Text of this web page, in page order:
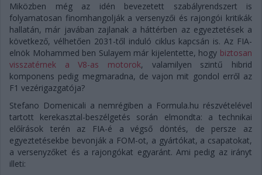
Miközben még az idén bevezetett szabályrendszert is
folyamatosan finomhangolják a versenyzői és rajongói kritikák
hallatán, már javában zajlanak a háttérben az egyeztetések a
következő, vélhetően 2031-től induló ciklus kapcsán is. Az FIA-
elnök Mohammed ben Sulayem már kijelentette, hogy biztosan
visszatérnek a V8-as motorok, valamilyen szintű hibrid
komponens pedig megmaradna, de vajon mit gondol erről az
F1 vezérigazgatója?
Stefano Domenicali a nemrégiben a Formula.hu részvételével
tartott kerekasztal-beszélgetés során elmondta: a technikai
előírások terén az FIA-é a végső döntés, de persze az
egyeztetésekbe bevonják a FOM-ot, a gyártókat, a csapatokat,
a versenyzőket és a rajongókat egyaránt. Ami pedig az irányt
illeti: